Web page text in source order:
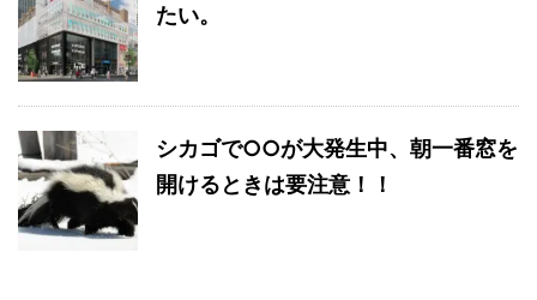
たい。
シカゴで○○が大発生中、朝一番窓を
開けるときは要注意！！